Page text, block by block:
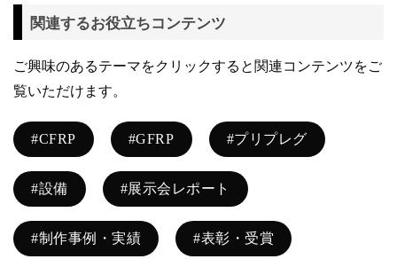
関連するお役立ちコンテンツ
ご興味のあるテーマをクリックすると関連コンテンツをご
覧いただけます。
#CFRP #GFRP #プリプレグ
#設備 #展示会レポート
#制作事例・実績 #表彰・受賞